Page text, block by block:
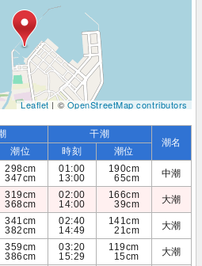
Leaflet| ©OpenStreetMap contributors
干潮
潮名
潮位 時刻
潮位
298cm
347cm
01:00
13:00
190cm
65cm
中潮
319cm
368cm
02:00
14:00
166cm
39cm
大潮
341cm
382cm
02:40
14:49
141cm
21cm
大潮
359cm
386cm
03:20
15:29
119cm
15cm
大潮